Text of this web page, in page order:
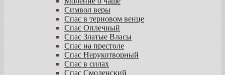
Символ веры
Спас в терновом венце
Спас Оплечный
Спас Златые Власы
Спас на престоле
Спас Нерукотворный
Спас в силах
Спас Смоленский